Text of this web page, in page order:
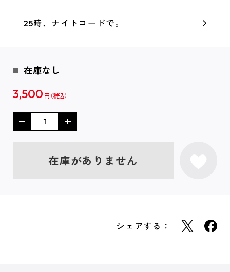
25時、ナイトコードで。
在庫なし
3,500 円
在庫がありません
シェアする：